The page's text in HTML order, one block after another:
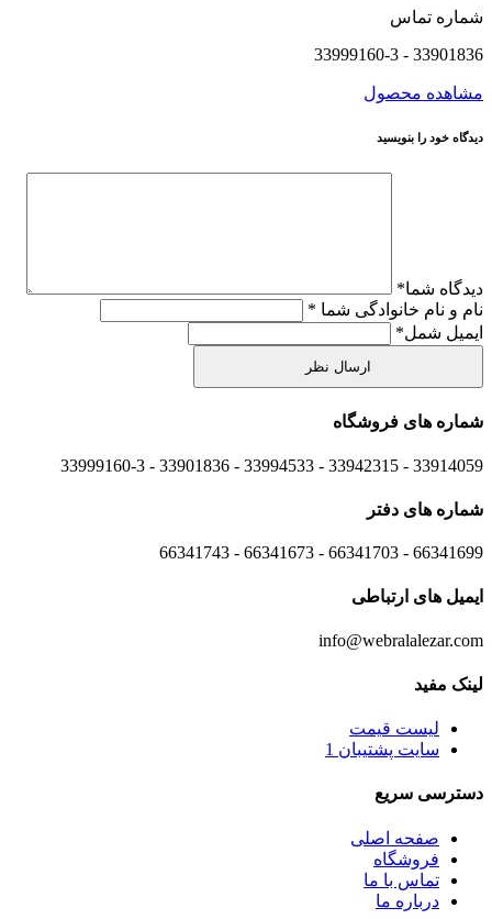
شماره تماس
33901836 - 33999160-3
مشاهده محصول
دیدگاه خود را بنویسید
دیدگاه شما*
نام و نام خانوادگی شما *
ایمیل شمل*
شماره های فروشگاه
33914059 - 33942315 - 33994533 - 33901836 - 33999160-3 ​
شماره های دفتر
66341699 - 66341703 - 66341673 - 66341743
ایمیل های ارتباطی
info@webralalezar.com
لینک مفید
لیست قیمت
سایت پشتیبان 1
دسترسی سریع
صفحه اصلی
فروشگاه
تماس با ما
درباره ما